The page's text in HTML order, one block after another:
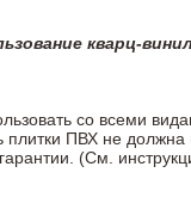
кварц-
со всеми
ПВХ не
(См.